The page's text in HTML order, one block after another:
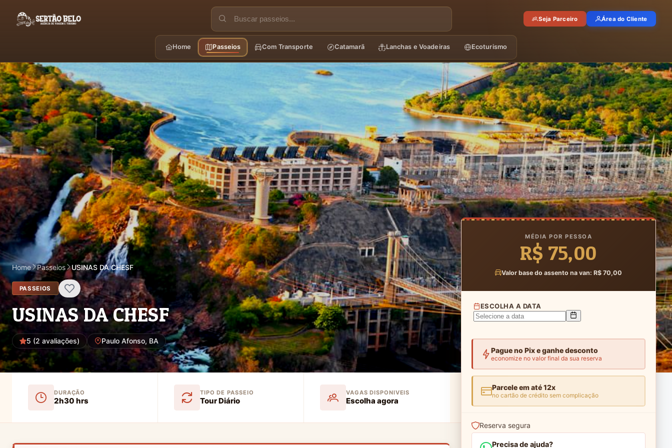
Seja Parceiro Área do Cliente
Home Passeios Com Transporte Catamarã Lanchas e Voadeiras Ecoturismo
Home Passeios USINAS DA CHESF
PASSEIOS
USINAS DA CHESF
5 (2 avaliações) Paulo Afonso, BA
MÉDIA POR PESSOA
R$ 75,00
Valor base do assento na van: R$ 70,00
ESCOLHA A DATA
Pague no Pix e ganhe desconto
economize no valor final da sua reserva
Parcele em até 12x
no cartão de crédito sem complicação
Reserva segura
Precisa de ajuda?
DURAÇÃO
2h30 hrs
TIPO DE PASSEIO
Tour Diário
VAGAS DISPONIVEIS
Escolha agora